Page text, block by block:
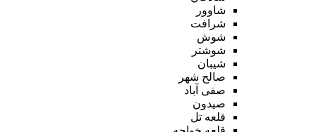
شاوور
شرافت
شوش
شوشتر
شیبان
صالح شهر
صفی آباد
صیدون
قلعه تل